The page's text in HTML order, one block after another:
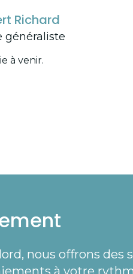
Richard
généraliste
à venir.
, nous offrons des
à votre